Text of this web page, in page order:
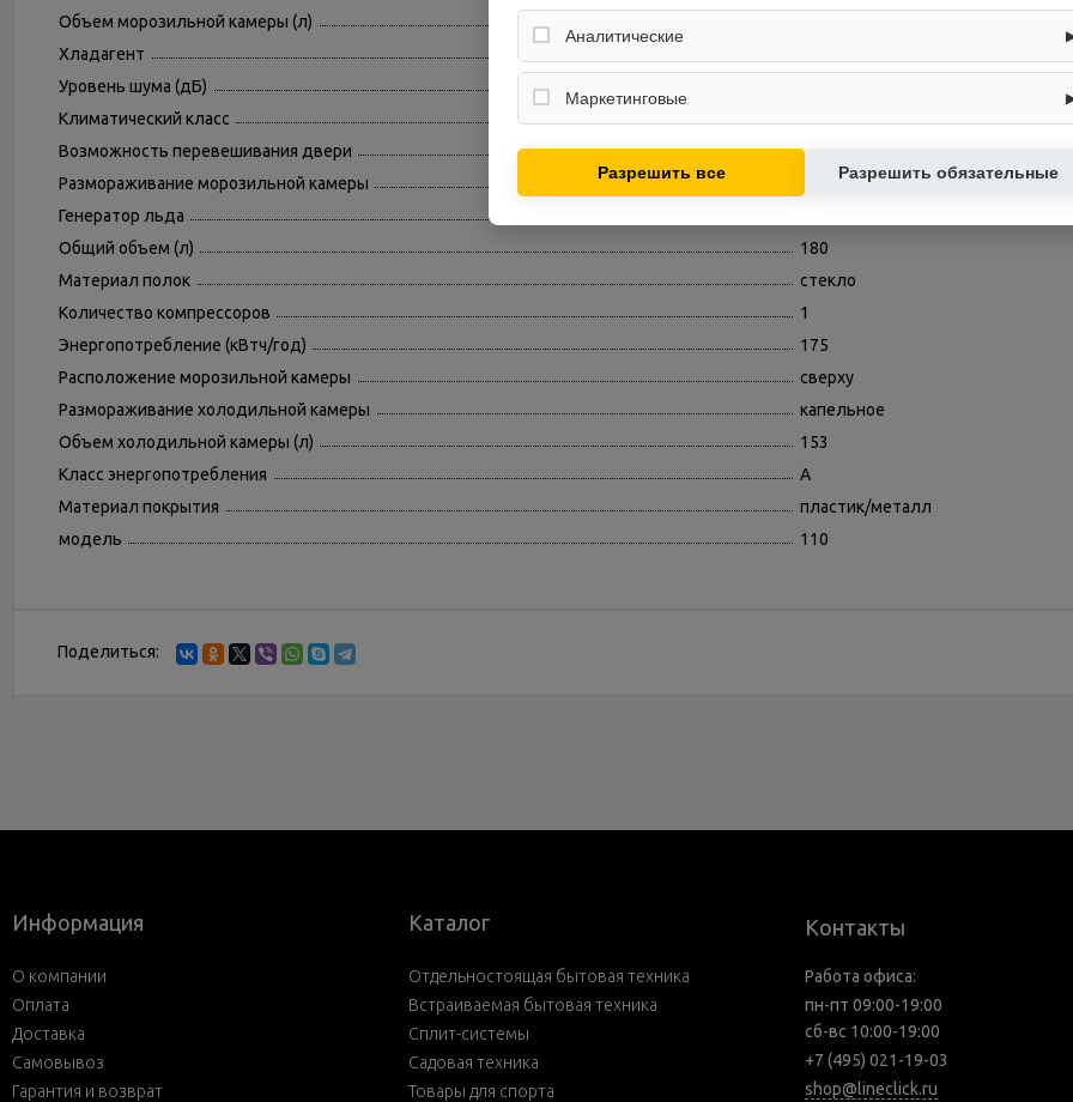
Объем морозильной камеры (л)
Хладагент
Уровень шума (дБ)
Климатический класс
Возможность перевешивания двери
есть
Размораживание морозильной камеры
ручное
Генератор льда
Общий объем (л)
180
Материал полок
стекло
Количество компрессоров
1
Энергопотребление (кВтч/год)
175
Расположение морозильной камеры
сверху
Размораживание холодильной камеры
капельное
Объем холодильной камеры (л)
153
Класс энергопотребления
A
Материал покрытия
пластик/металл
модель
110
Поделиться:
Информация
О компании
Оплата
Доставка
Самовывоз
Гарантия и возврат
Каталог
Отдельностоящая бытовая техника
Встраиваемая бытовая техника
Сплит-системы
Садовая техника
Товары для спорта
Контакты
Работа офиса:
пн-пт 09:00-19:00
сб-вс 10:00-19:00
+7 (495) 021-19-03
shop@lineclick.ru
Обеспечивают корректную работу сайта: оформление заказа, корзина,
вход в личный кабинет. Без них основные функции могут быть
Аналитические
Собирают обезличенную информацию о посещениях и использовании
сайта (например, счётчики аналитики), помогают улучшать интерфейс и
Маркетинговые
Разрешить все Разрешить обязательные